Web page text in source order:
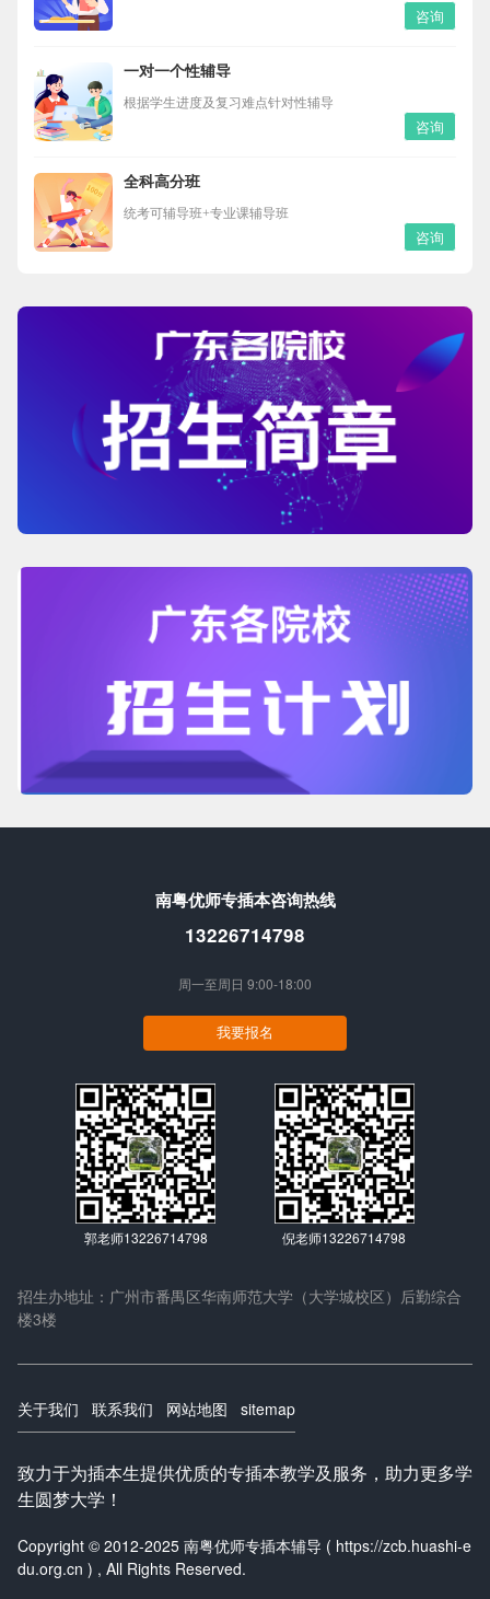
咨询
一对一个性辅导
根据学生进度及复习难点针对性辅导
咨询
全科高分班
统考可辅导班+专业课辅导班
咨询
关于我们 联系我们 网站地图 sitemap
致力于为插本生提供优质的专插本教学及服务，助力更多学
生圆梦大学！
Copyright © 2012-2025 南粤优师专插本辅导 ( https://zcb.huashi-e
du.org.cn ) , All Rights Reserved.
南粤优师专插本咨询热线
13226714798
周一至周日 9:00-18:00
我要报名
郭老师13226714798 倪老师13226714798
招生办地址：广州市番禺区华南师范大学（大学城校区）后勤综合
楼3楼